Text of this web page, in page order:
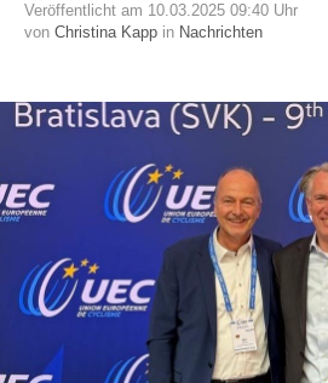
Veröffentlicht am 10.03.2025 09:40 Uhr
von Christina Kapp in Nachrichten